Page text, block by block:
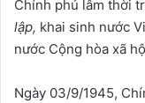
Chính phủ lâm thời
lập, khai sinh nước
nước Cộng hòa xã
Ngày 03/9/1945,